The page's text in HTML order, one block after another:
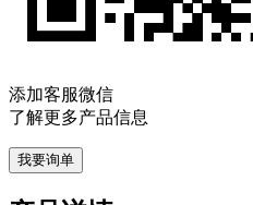
添加客服微信
了解更多产品信息
我要询单